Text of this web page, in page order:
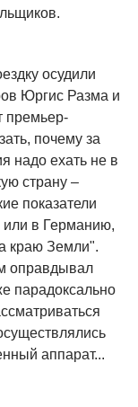
осудили
Юргис Разма и
премьер-
почему за
надо ехать не в
страну –
показатели
или в Германию,
краю Земли".
оправдывал
парадоксально
аппарат...